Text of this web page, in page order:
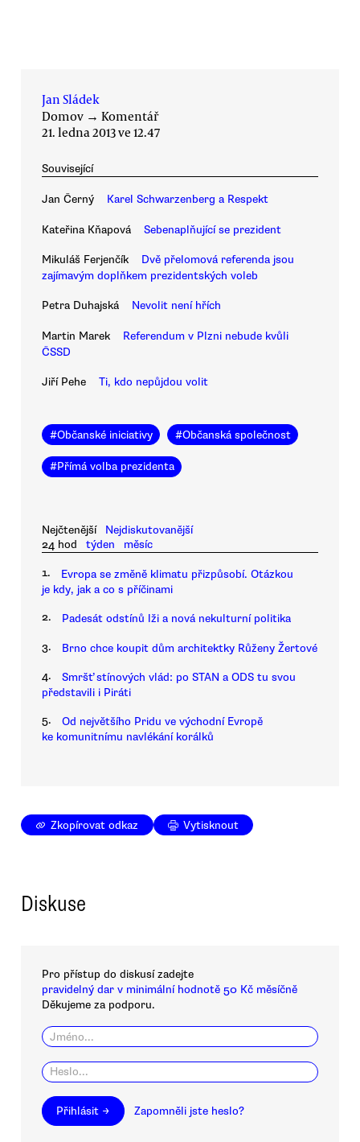
Jan Sládek
Domov → Komentář
21. ledna 2013 ve 12.47
Související
Jan Černý Karel Schwarzenberg a Respekt
Kateřina Kňapová Sebenaplňující se prezident
Mikuláš Ferjenčík
Dvě přelomová referenda jsou
zajímavým doplňkem prezidentských voleb
Petra Duhajská Nevolit není hřích
Martin Marek
Referendum v Plzni nebude kvůli
ČSSD
Jiří Pehe Ti, kdo nepůjdou volit
#Občanské iniciativy #Občanská společnost
#Přímá volba prezidenta
Nejčtenější
Nejdiskutovanější
24 hod
týden měsíc
1.
Evropa se změně klimatu přizpůsobí. Otázkou
je kdy, jak a co s příčinami
2. Padesát odstínů lži a nová nekulturní politika
3. Brno chce koupit dům architektky Růženy Žertové
4.
Smršť stínových vlád: po STAN a ODS tu svou
představili i Piráti
5.
Od největšího Pridu ve východní Evropě
ke komunitnímu navlékání korálků
Zkopírovat odkaz Vytisknout
Diskuse
Pro přístup do diskusí zadejte
pravidelný dar v minimální hodnotě 50 Kč měsíčně
Děkujeme za podporu.
Přihlásit → Zapomněli jste heslo?